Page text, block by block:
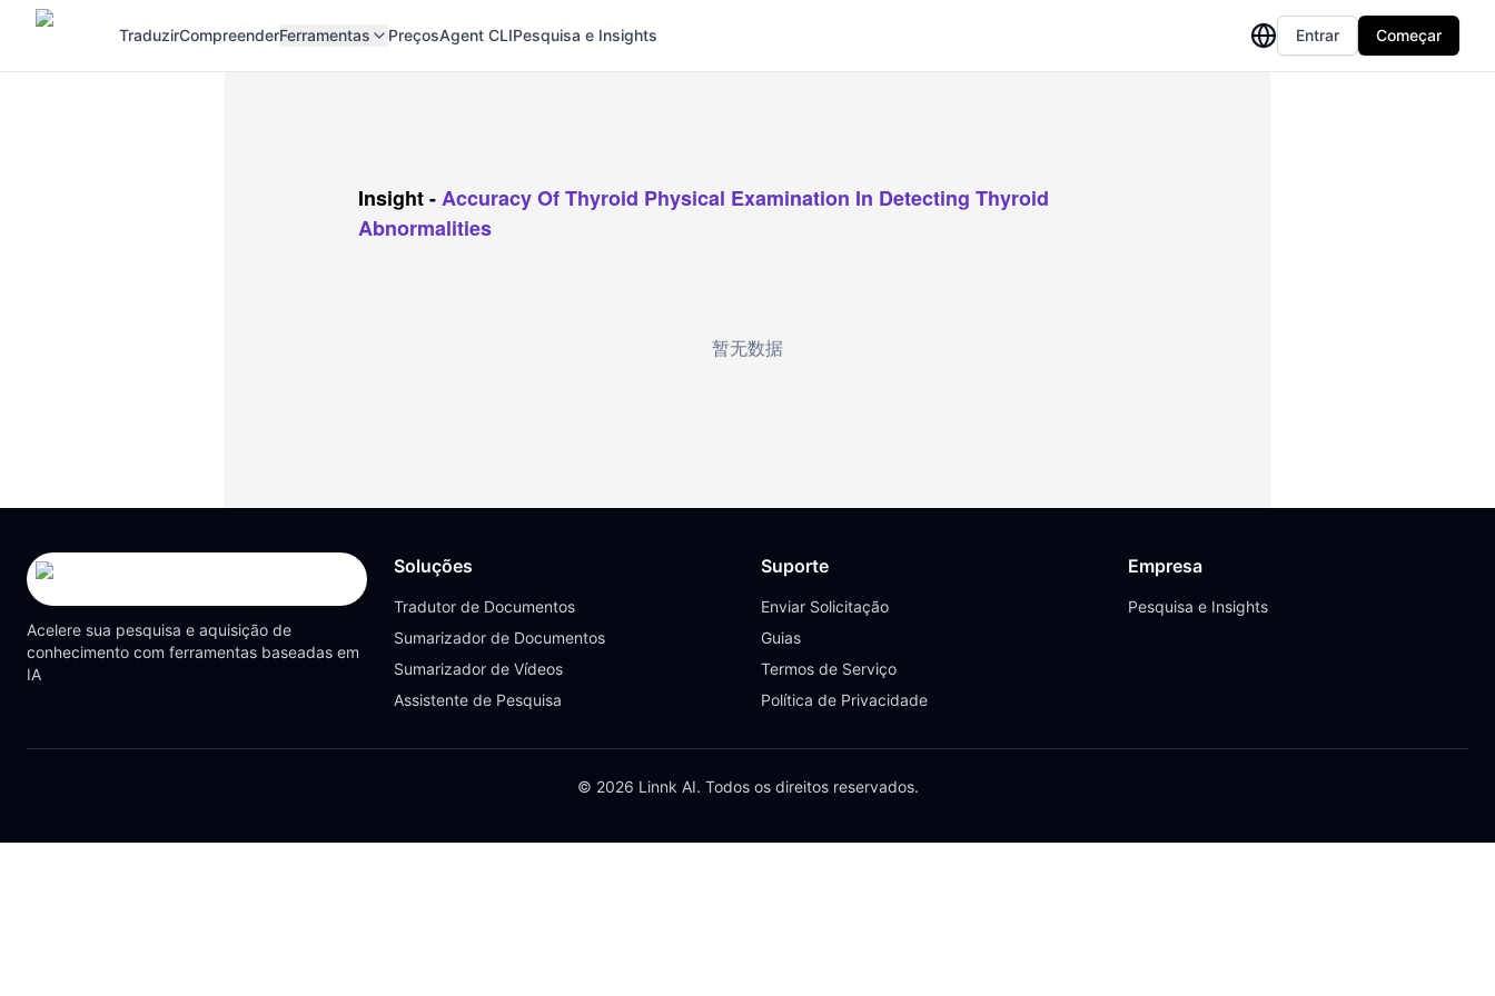
TraduzirCompreenderFerramentas PreçosAgent CLIPesquisa e Insights Entrar Começar
Insight-Accuracy Of Thyroid Physical Examination In Detecting Thyroid
Abnormalities
暂无数据
Acelere sua pesquisa e aquisição de
conhecimento com ferramentas baseadas em
IA
Soluções
Tradutor de Documentos
Sumarizador de Documentos
Sumarizador de Vídeos
Assistente de Pesquisa
Suporte
Enviar Solicitação
Guias
Termos de Serviço
Política de Privacidade
Empresa
Pesquisa e Insights
© 2026 Linnk AI. Todos os direitos reservados.